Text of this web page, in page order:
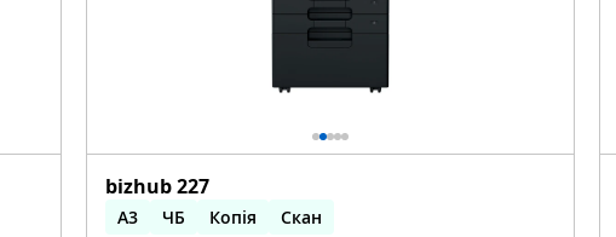
bizhub 227
A3 ЧБ Копія
Скан